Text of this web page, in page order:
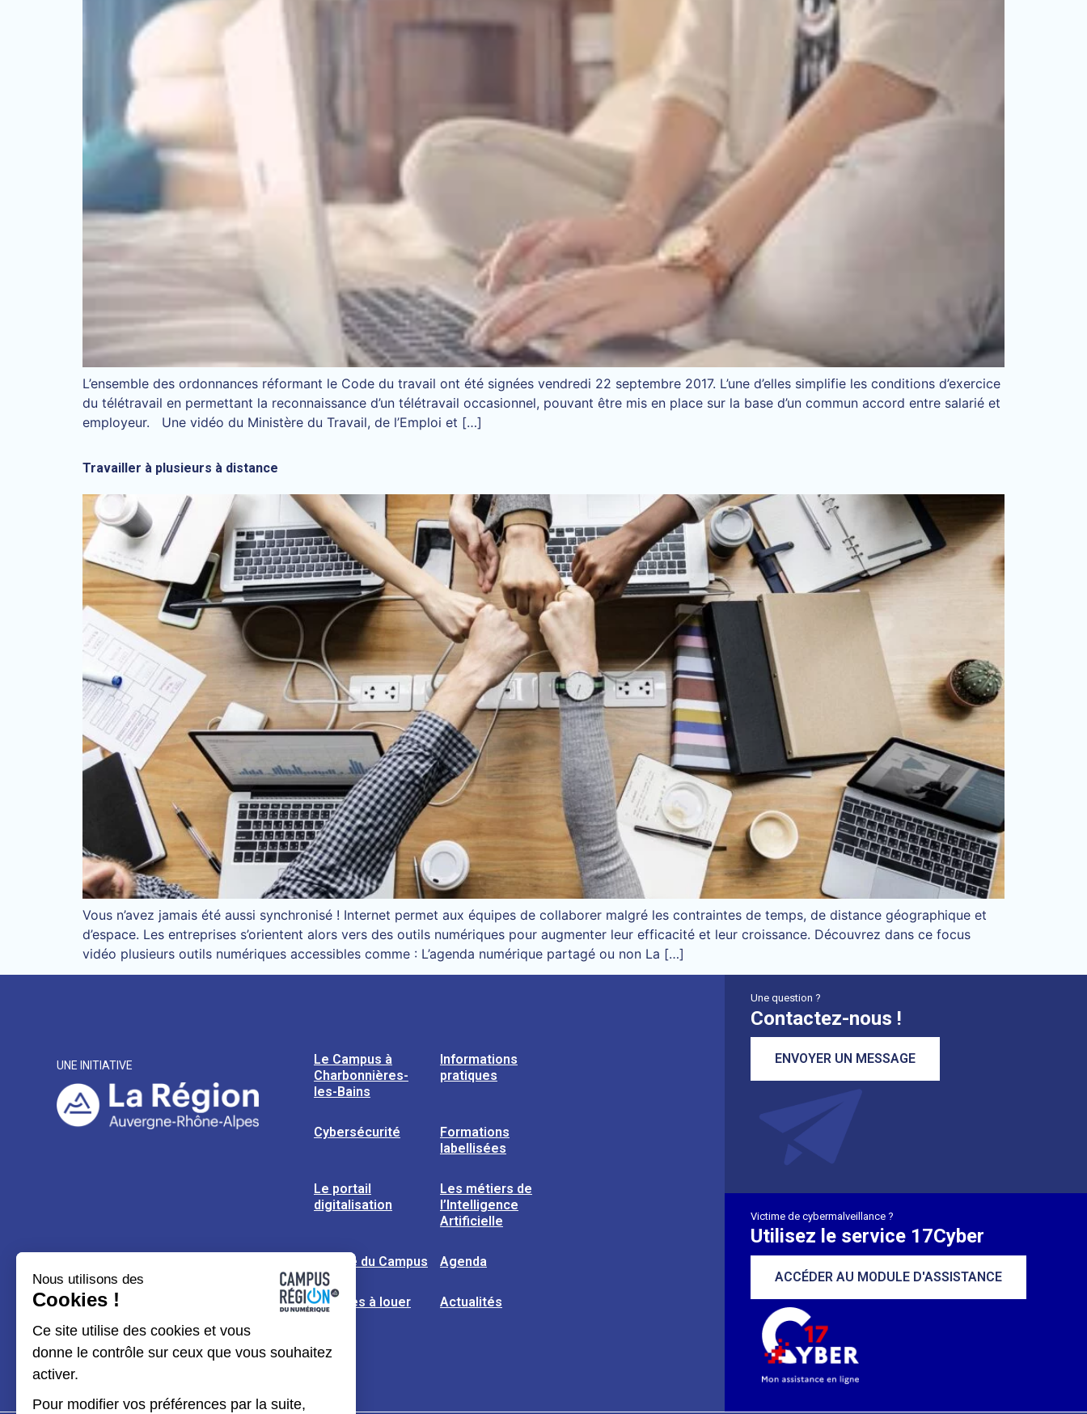
L’ensemble des ordonnances réformant le Code du travail ont été signées vendredi 22 septembre 2017. L’une d’elles simplifie les conditions d’exercice
du télétravail en permettant la reconnaissance d’un télétravail occasionnel, pouvant être mis en place sur la base d’un commun accord entre salarié et
employeur. Une vidéo du Ministère du Travail, de l’Emploi et […]
Travailler à plusieurs à distance
Vous n’avez jamais été aussi synchronisé ! Internet permet aux équipes de collaborer malgré les contraintes de temps, de distance géographique et
d’espace. Les entreprises s’orientent alors vers des outils numériques pour augmenter leur efficacité et leur croissance. Découvrez dans ce focus
vidéo plusieurs outils numériques accessibles comme : L’agenda numérique partagé ou non La […]
UNE INITIATIVE
Le Campus à
Charbonnières-
les-Bains
Informations
pratiques
Cybersécurité
Formations
labellisées
Le portail
digitalisation
Les métiers de
l’Intelligence
Artificielle
L’usine du Campus Agenda
Espaces à louer Actualités
Une question ?
Contactez-nous !
ENVOYER UN MESSAGE
Victime de cybermalveillance ?
Utilisez le service 17Cyber
ACCÉDER AU MODULE D'ASSISTANCE
Nous utilisons des
Cookies !
Ce site utilise des cookies et vous
donne le contrôle sur ceux que vous souhaitez
activer.
Pour modifier vos préférences par la suite,